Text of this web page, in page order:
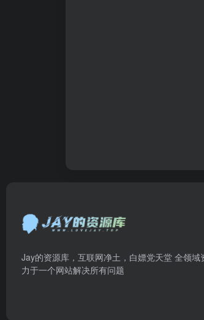
Jay的资源库，互联网净土，白嫖党天堂 全领域
力于一个网站解决所有问题